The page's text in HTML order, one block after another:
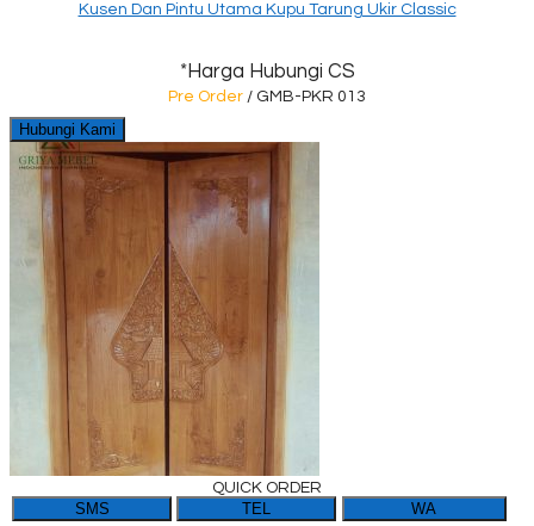
Kusen Dan Pintu Utama Kupu Tarung Ukir Classic
*Harga Hubungi CS
Pre Order / GMB-PKR 013
Hubungi Kami
QUICK ORDER
SMS TEL WA